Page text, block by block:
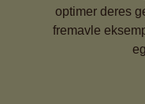
optimer deres
fremavle